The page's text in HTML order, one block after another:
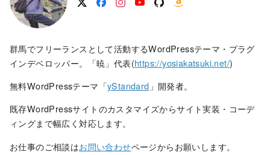
群馬でフリーランスとして活動するWordPressテーマ・プラグ
インデベロッパー。「暁」代表(https://yosiakatsuki.net/)
無料WordPressテーマ「yStandard 」開発者。
既存WordPressサイトのカスタマイズからサイト実装・コーデ
ィングまで幅広く対応します。
お仕事のご相談はお問い合わせページからお願いします。